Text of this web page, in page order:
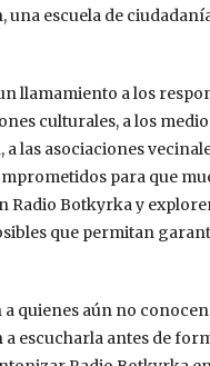
una escuela de
llamamiento a los
culturales, a los
las asociaciones
para que
Radio Botkyrka y
que permitan
quienes aún no
escucharla antes de